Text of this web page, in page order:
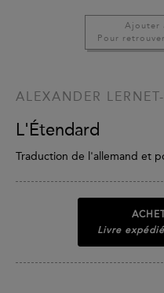
Ajouter
Pour
ALEXANDER
L'Étendard
Traduction de l'allemand et
Livre